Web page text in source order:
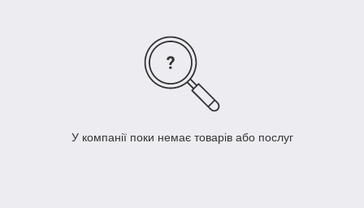
У компанії поки немає товарів або послуг